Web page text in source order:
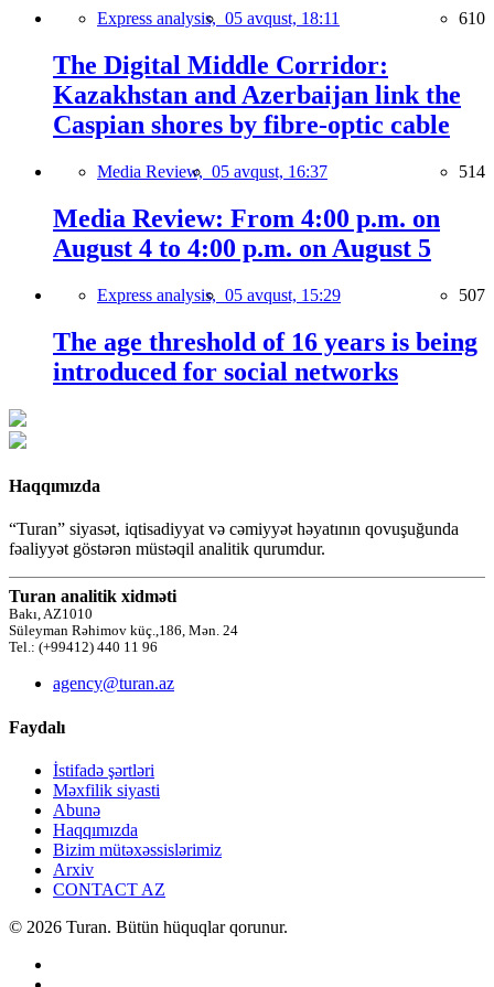
Express analysis, 05 avqust, 18:11 610
The Digital Middle Corridor:
Kazakhstan and Azerbaijan link the
Caspian shores by fibre-optic cable
Media Review, 05 avqust, 16:37 514
Media Review: From 4:00 p.m. on
August 4 to 4:00 p.m. on August 5
Express analysis, 05 avqust, 15:29 507
The age threshold of 16 years is being
introduced for social networks
Haqqımızda
“Turan” siyasət, iqtisadiyyat və cəmiyyət həyatının qovuşuğunda
fəaliyyət göstərən müstəqil analitik qurumdur.
Turan analitik xidməti
Bakı, AZ1010
Süleyman Rəhimov küç.,186, Mən. 24
Tel.: (+99412) 440 11 96
agency@turan.az
Faydalı
İstifadə şərtləri
Məxfilik siyasti
Abunə
Haqqımızda
Bizim mütəxəssislərimiz
Arxiv
CONTACT AZ
© 2026 Turan. Bütün hüquqlar qorunur.